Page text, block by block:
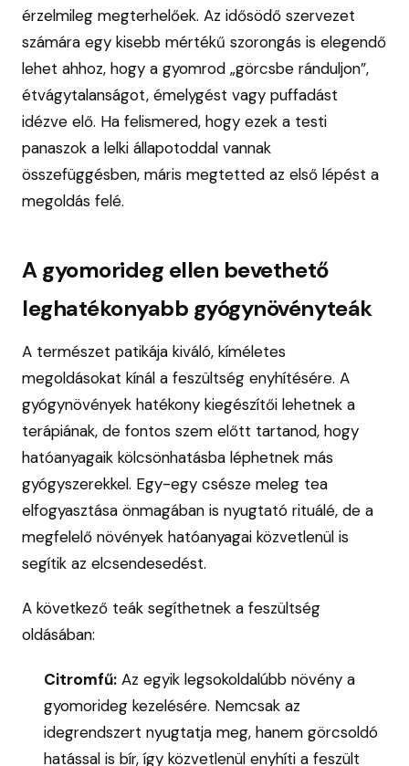
érzelmileg megterhelőek. Az idősödő szervezet
számára egy kisebb mértékű szorongás is elegendő
lehet ahhoz, hogy a gyomrod „görcsbe ránduljon”,
étvágytalanságot, émelygést vagy puffadást
idézve elő. Ha felismered, hogy ezek a testi
panaszok a lelki állapotoddal vannak
összefüggésben, máris megtetted az első lépést a
megoldás felé.
A gyomorideg ellen bevethető
leghatékonyabb gyógynövényteák
A természet patikája kiváló, kíméletes
megoldásokat kínál a feszültség enyhítésére. A
gyógynövények hatékony kiegészítői lehetnek a
terápiának, de fontos szem előtt tartanod, hogy
hatóanyagaik kölcsönhatásba léphetnek más
gyógyszerekkel. Egy-egy csésze meleg tea
elfogyasztása önmagában is nyugtató rituálé, de a
megfelelő növények hatóanyagai közvetlenül is
segítik az elcsendesedést.
A következő teák segíthetnek a feszültség
oldásában:
Citromfű: Az egyik legsokoldalúbb növény a
gyomorideg kezelésére. Nemcsak az
idegrendszert nyugtatja meg, hanem görcsoldó
hatással is bír, így közvetlenül enyhíti a feszült